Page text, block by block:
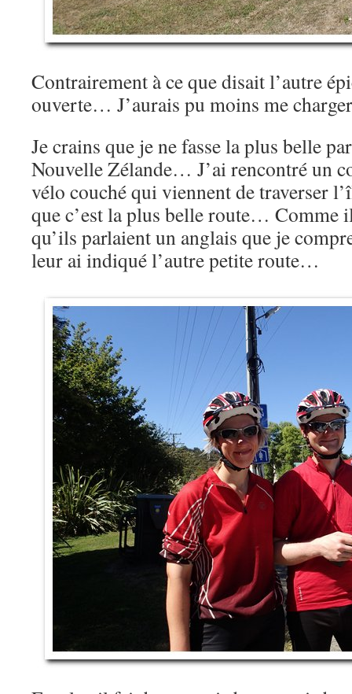
Contrairement à ce que disait l’autre
ouverte… J’aurais pu moins me
Je crains que je ne fasse la plus belle
Nouvelle Zélande… J’ai rencontré un
vélo couché qui viennent de traverser
que c’est la plus belle route… Comme
qu’ils parlaient un anglais que je
leur ai indiqué l’autre petite route…